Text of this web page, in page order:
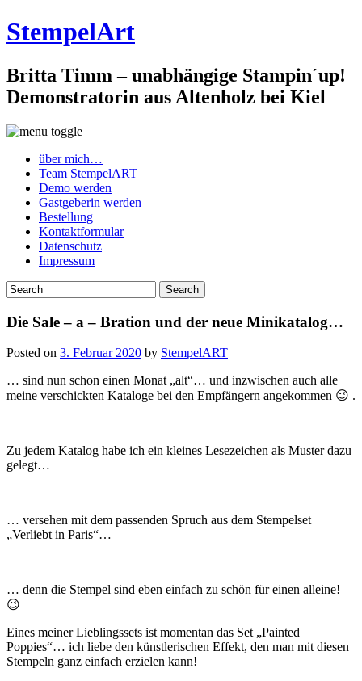
StempelArt
Britta Timm – unabhängige Stampin´up!
Demonstratorin aus Altenholz bei Kiel
über mich…
Team StempelART
Demo werden
Gastgeberin werden
Bestellung
Kontaktformular
Datenschutz
Impressum
Die Sale – a – Bration und der neue Minikatalog…
Posted on 3. Februar 2020 by StempelART
… sind nun schon einen Monat „alt“… und inzwischen auch alle
meine verschickten Kataloge bei den Empfängern angekommen 😉 .
Zu jedem Katalog habe ich ein kleines Lesezeichen als Muster dazu
gelegt…
… versehen mit dem passenden Spruch aus dem Stempelset
„Verliebt in Paris“…
… denn die Stempel sind eben einfach zu schön für einen alleine!
😉
Eines meiner Lieblingssets ist momentan das Set „Painted
Poppies“… ich liebe den künstlerischen Effekt, den man mit diesen
Stempeln ganz einfach erzielen kann!